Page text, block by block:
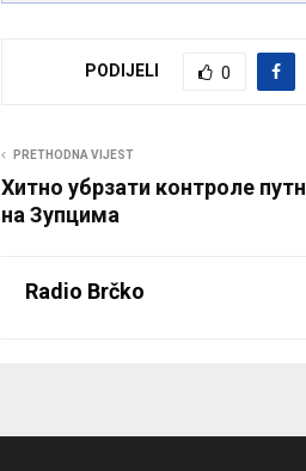
PODIJELI 0
PRETHODNA VIJEST
Хитно убрзати контроле
на Зупцима
Radio Brčko